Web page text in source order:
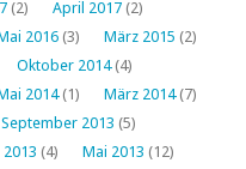
(2) April 2017 (2)
2016 (3) März 2015 (2)
Oktober 2014(4)
2014(1) März 2014(7)
September 2013 (5)
2013 (4) Mai 2013 (12)